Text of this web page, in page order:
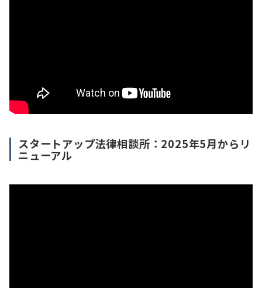
スタートアップ法律相談所：2025年5月からリ
ニューアル